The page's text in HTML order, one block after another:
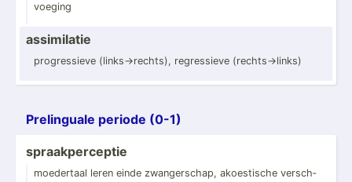
voeging
assimi­latie
progre­ssieve (links­->r­echts), regres­sieve (recht­s->­links)
Prelin­guale periode (0-1)
spraak­per­ceptie
moedertaal leren einde zwange­rschap, akoest­ische versch­